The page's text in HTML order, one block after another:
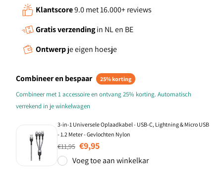
Klantscore9.0 met 16.000+ reviews
Gratis verzendingin NL en BE
Ontwerpje eigen hoesje
Combineer en bespaar 25% korting
Combineer met 1 accessoire en ontvang 25% korting. Automatisch
verrekend in je winkelwagen
3-in-1 Universele Oplaadkabel - USB-C, Lightning & Micro USB
- 1.2 Meter - Gevlochten Nylon
Normale prijs
€11,95 Aanbiedingsprijs
€9,95
Voeg toe aan winkelkar